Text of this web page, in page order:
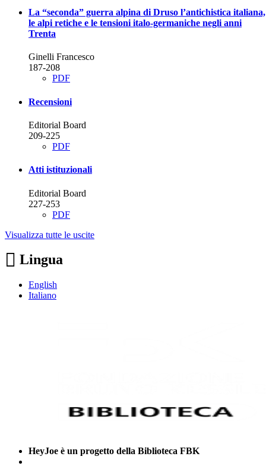
La “seconda” guerra alpina di Druso l’antichistica italiana,
le alpi retiche e le tensioni italo-germaniche negli anni
Trenta
Ginelli Francesco
187-208
PDF
Recensioni
Editorial Board
209-225
PDF
Atti istituzionali
Editorial Board
227-253
PDF
Visualizza tutte le uscite
Lingua
English
Italiano
HeyJoe è un progetto della Biblioteca FBK